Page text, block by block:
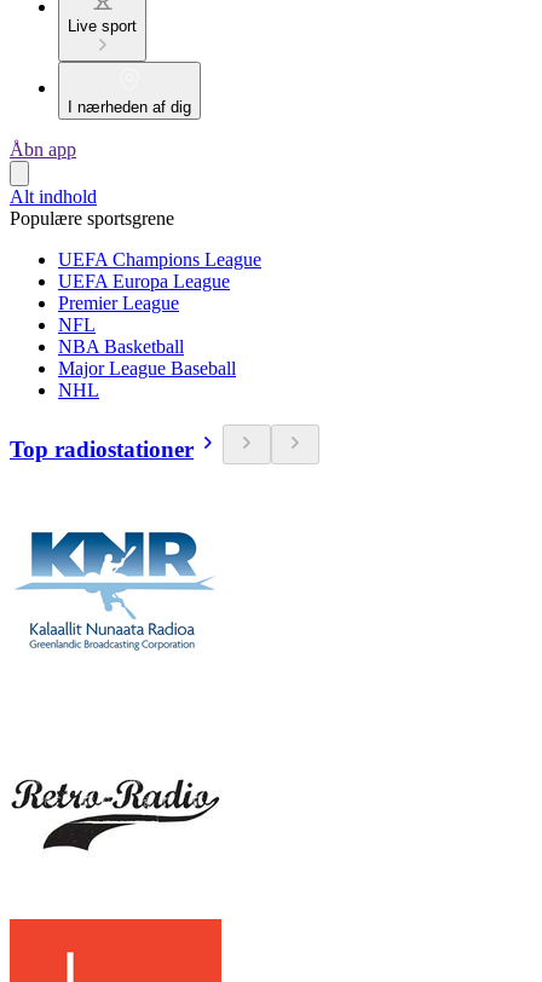
Live sport
I nærheden af dig
Åbn app
Alt indhold
Populære sportsgrene
UEFA Champions League
UEFA Europa League
Premier League
NFL
NBA Basketball
Major League Baseball
NHL
Top radiostationer